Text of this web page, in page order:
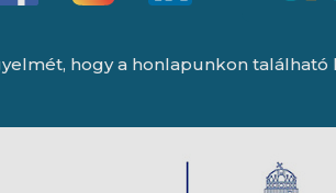
hogy a honlapunkon